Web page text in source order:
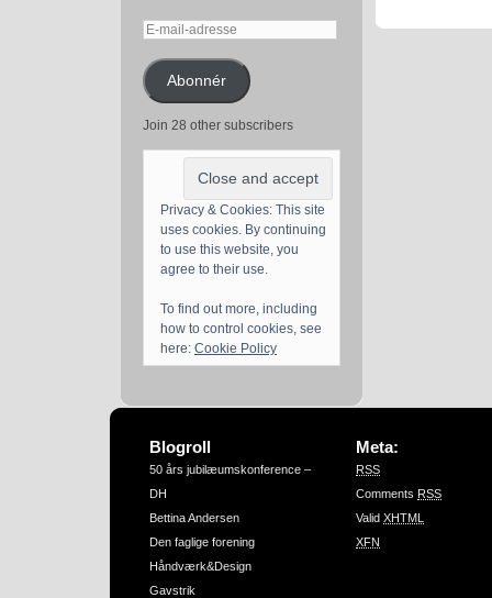
E-
adresseAbonnér
Join 28 other subscribers
Privacy & Cookies: This site
uses cookies. By continuing
to use this website, you
agree to their use.
To find out more, including
how to control cookies, see
here: Cookie Policy
Blogroll
50 års jubilæumskonference –
DH
Bettina Andersen
Den faglige forening
Håndværk&Design
Gavstrik
Meta:
RSS
Comments RSS
Valid XHTML
XFN